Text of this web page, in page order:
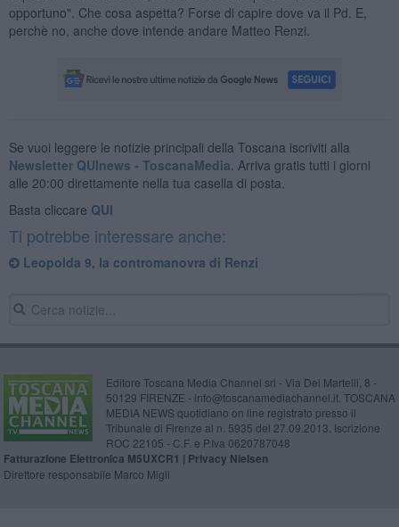
opportuno". Che cosa aspetta? Forse di capire dove va il Pd. E,
perchè no, anche dove intende andare Matteo Renzi.
Se vuoi leggere le notizie principali della Toscana iscriviti alla
Newsletter QUInews - ToscanaMedia. Arriva gratis tutti i giorni
alle 20:00 direttamente nella tua casella di posta.
Basta cliccare QUI
Ti potrebbe interessare anche:
Leopolda 9, la contromanovra di Renzi
Editore Toscana Media Channel srl - Via Dei Martelli, 8 -
50129 FIRENZE - info@toscanamediachannel.it. TOSCANA
MEDIA NEWS quotidiano on line registrato presso il
Tribunale di Firenze al n. 5935 del 27.09.2013. Iscrizione
ROC 22105 - C.F. e P.Iva 0620787048
Fatturazione Elettronica M5UXCR1 | Privacy Nielsen
Direttore responsabile Marco Migli